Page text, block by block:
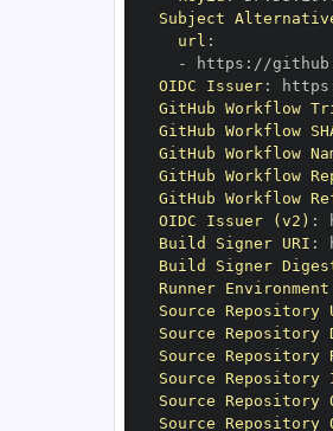
Subject
url :
-
https :
OIDC Issuer: https
GitHub Workflow
GitHub Workflow
GitHub Workflow
GitHub Workflow
GitHub Workflow
OIDC Issuer (v2) :
Build Signer URI :
Build Signer
Runner Environment
Source Repository
Source Repository
Source Repository
Source
Source Repository
Source